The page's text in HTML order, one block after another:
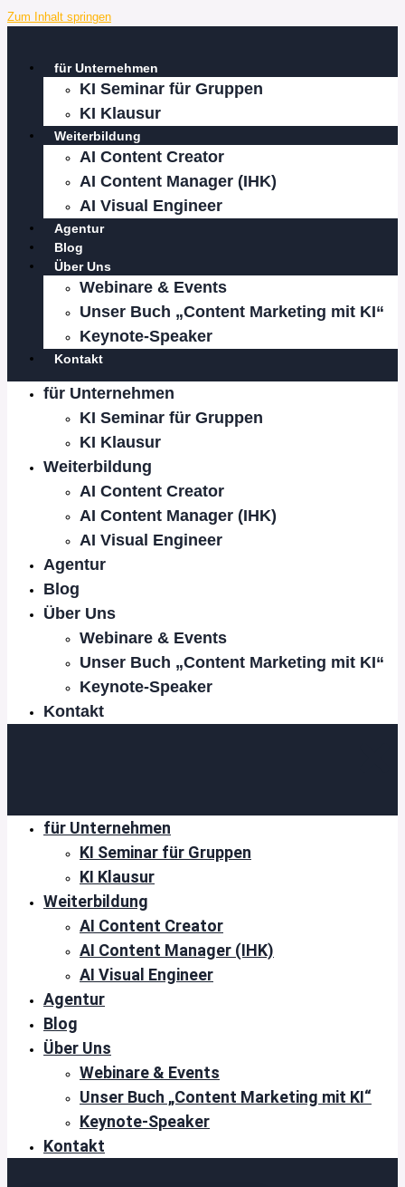
Zum Inhalt springen
für Unternehmen
KI Seminar für Gruppen
KI Klausur
Weiterbildung
AI Content Creator
AI Content Manager (IHK)
AI Visual Engineer
Agentur
Blog
Über Uns
Webinare & Events
Unser Buch „Content Marketing mit KI“
Keynote-Speaker
Kontakt
für Unternehmen
KI Seminar für Gruppen
KI Klausur
Weiterbildung
AI Content Creator
AI Content Manager (IHK)
AI Visual Engineer
Agentur
Blog
Über Uns
Webinare & Events
Unser Buch „Content Marketing mit KI“
Keynote-Speaker
Kontakt
für Unternehmen
KI Seminar für Gruppen
KI Klausur
Weiterbildung
AI Content Creator
AI Content Manager (IHK)
AI Visual Engineer
Agentur
Blog
Über Uns
Webinare & Events
Unser Buch „Content Marketing mit KI“
Keynote-Speaker
Kontakt